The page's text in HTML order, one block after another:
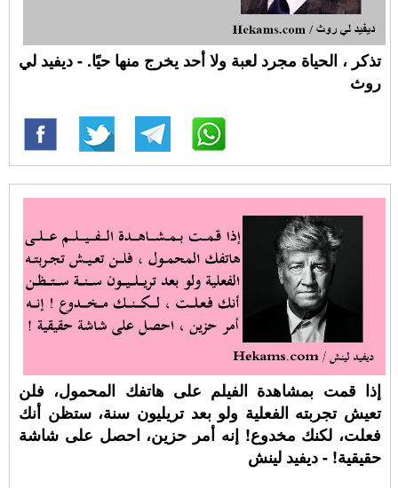
تذكر ، الحياة مجرد لعبة ولا أحد يخرج منها حيًا. - ديفيد لي
روث
إذا قمت بمشاهدة الفيلم على هاتفك المحمول، فلن
تعيش تجربته الفعلية ولو بعد تريليون سنة، ستظن أنك
فعلت، لكنك مخدوع! إنه أمر حزين، احصل على شاشة
حقيقية! - ديفيد لينش